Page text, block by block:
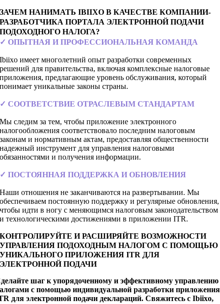
ЗАЧЕМ НАНИМАТЬ IBIIXO В КАЧЕСТВЕ КОМПАНИИ-
РАЗРАБОТЧИКА ПОРТАЛА ЭЛЕКТРОННОЙ ПОДАЧИ
ПОДОХОДНОГО НАЛОГА?
✓ ОПЫТНАЯ И ПРОФЕССИОНАЛЬНАЯ КОМАНДА
Ibiixo имеет многолетний опыт разработки современных
решений для правительства, включая комплексные налоговые
приложения, предлагающие уровень обслуживания, который
понимает уникальные законы страны.
✓ СООТВЕТСТВИЕ ОТРАСЛЕВЫМ СТАНДАРТАМ
Мы следим за тем, чтобы приложение электронного
налогообложения соответствовало последним налоговым
законам и нормативным актам, предоставляя общественности
надежный инструмент для управления налоговыми
обязанностями и получения информации.
✓ ПОСТОЯННАЯ ПОДДЕРЖКА И ОБНОВЛЕНИЯ
Наши отношения не заканчиваются на развертывании. Мы
обеспечиваем постоянную поддержку и регулярные обновления,
чтобы идти в ногу с меняющимся налоговым законодательством
и технологическими достижениями в приложении ITR.
КОНТРОЛИРУЙТЕ И РАСШИРЯЙТЕ ВОЗМОЖНОСТИ
УПРАВЛЕНИЯ ПОДОХОДНЫМ НАЛОГОМ С ПОМОЩЬЮ
УНИКАЛЬНОГО ПРИЛОЖЕНИЯ ITR ДЛЯ
ЭЛЕКТРОННОЙ ПОДАЧИ
шаг к упорядоченному и эффективному управлению
с помощью индивидуальной разработки приложения
для электронной подачи деклараций. Свяжитесь с Ibiixo,